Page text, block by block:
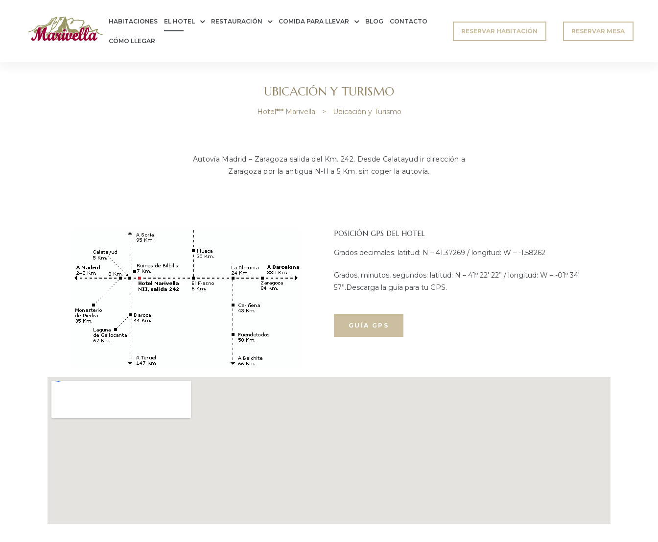
HABITACIONES EL HOTEL RESTAURACIÓN COMIDA PARA LLEVAR BLOG CONTACTO
CÓMO LLEGAR
RESERVAR HABITACIÓN RESERVAR MESA
UBICACIÓN Y TURISMO
Hotel*** Marivella > Ubicación y Turismo
Autovía Madrid – Zaragoza salida del Km. 242. Desde Calatayud ir dirección a
Zaragoza por la antigua N-II a 5 Km. sin coger la autovía.
POSICIÓN GPS DEL HOTEL
Grados decimales: latitud: N – 41.37269 / longitud: W – -1.58262
Grados, minutos, segundos: latitud: N – 41º 22′ 22” / longitud: W – -01º 34′
57”.Descarga la guía para tu GPS.
GUÍA GPS